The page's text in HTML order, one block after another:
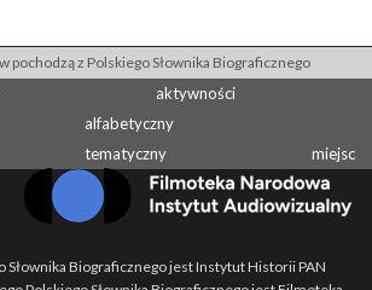
pochodzą z Polskiego Słownika Biograficznego
aktywności
alfabetyczny
tematyczny
miejsc
Słownika Biograficznego jest Instytut Historii PAN